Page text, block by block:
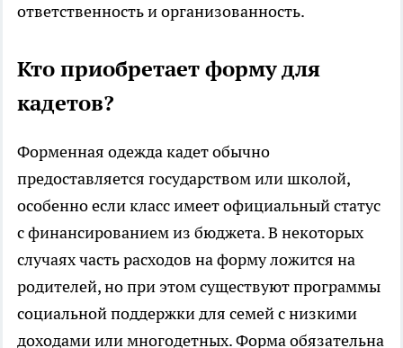
ответственность и организованность.
Кто приобретает форму для
кадетов?
Форменная одежда кадет обычно
предоставляется государством или школой,
особенно если класс имеет официальный статус
с финансированием из бюджета. В некоторых
случаях часть расходов на форму ложится на
родителей, но при этом существуют программы
социальной поддержки для семей с низкими
доходами или многодетных. Форма обязательна